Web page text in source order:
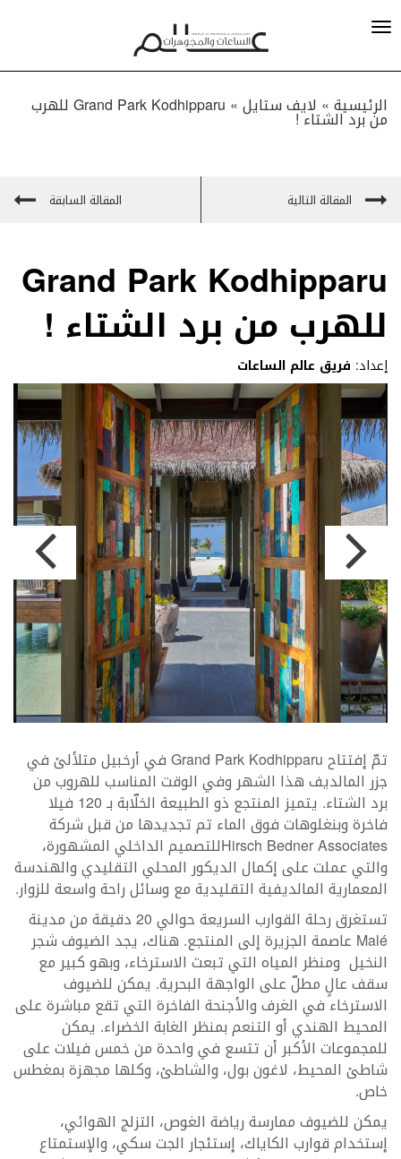
الرئيسية » لايف ستايل» Grand Park Kodhipparu للهرب
من برد الشتاء !
المقالة التالية المقالة السابقة
Grand Park Kodhipparu
للهرب من برد الشتاء !
إعداد: فريق عالم الساعات
تمّ إفتتاح Grand Park Kodhipparu في أرخبيل متلألئ في
جزر المالديف هذا الشهر وفي الوقت المناسب للهروب من
برد الشتاء. يتميز المنتجع ذو الطبيعة الخلّابة بـ 120 فيلا
فاخرة وبنغلوهات فوق الماء تم تجديدها من قبل شركة
Hirsch Bedner Associatesللتصميم الداخلي المشهورة،
والتي عملت على إكمال الديكور المحلي التقليدي والهندسة
المعمارية المالديفية التقليدية مع وسائل راحة واسعة للزوار.
تستغرق رحلة القوارب السريعة حوالي 20 دقيقة من مدينة
Malé عاصمة الجزيرة إلى المنتجع. هناك، يجد الضيوف شجر
النخيل ومنظر المياه التي تبعث الاسترخاء، وبهو كبير مع
سقف عالٍ مطلّ على الواجهة البحرية. يمكن للضيوف
الاسترخاء في الغرف والأجنحة الفاخرة التي تقع مباشرة على
المحيط الهندي أو التنعم بمنظر الغابة الخضراء. يمكن
للمجموعات الأكبر أن تتسع في واحدة من خمس فيلات على
شاطئ المحيط، لاغون بول، والشاطئ، وكلها مجهزة بمغطس
خاص.
يمكن للضيوف ممارسة رياضة الغوص، التزلج الهوائي،
إستخدام قوارب الكاياك، إستئجار الجت سكي، والإستمتاع